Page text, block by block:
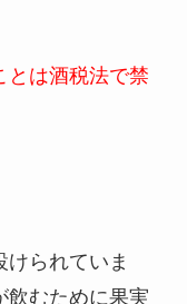
とは酒税法で禁
けられていま
飲むために果実